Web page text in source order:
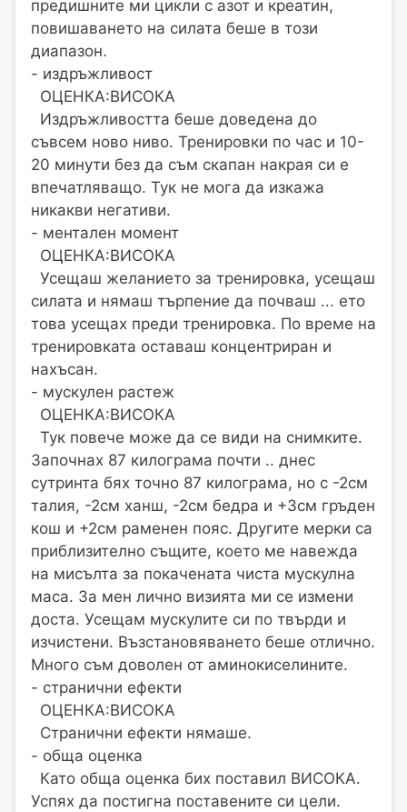
предишните ми цикли с азот и креатин,
повишаването на силата беше в този
диапазон.
- издръжливост
ОЦЕНКА:ВИСОКА
Издръжливостта беше доведена до
съвсем ново ниво. Тренировки по час и 10-
20 минути без да съм скапан накрая си е
впечатляващо. Тук не мога да изкажа
никакви негативи.
- ментален момент
ОЦЕНКА:ВИСОКА
Усещаш желанието за тренировка, усещаш
силата и нямаш търпение да почваш ... ето
това усещах преди тренировка. По време на
тренировката оставаш концентриран и
нахъсан.
- мускулен растеж
ОЦЕНКА:ВИСОКА
Тук повече може да се види на снимките.
Започнах 87 килограма почти .. днес
сутринта бях точно 87 килограма, но с -2см
талия, -2см ханш, -2см бедра и +3см гръден
кош и +2см раменен пояс. Другите мерки са
приблизително същите, което ме навежда
на мисълта за покачената чиста мускулна
маса. За мен лично визията ми се измени
доста. Усещам мускулите си по твърди и
изчистени. Възстановяването беше отлично.
Много съм доволен от аминокиселините.
- странични ефекти
ОЦЕНКА:ВИСОКА
Странични ефекти нямаше.
- обща оценка
Като обща оценка бих поставил ВИСОКА.
Успях да постигна поставените си цели.